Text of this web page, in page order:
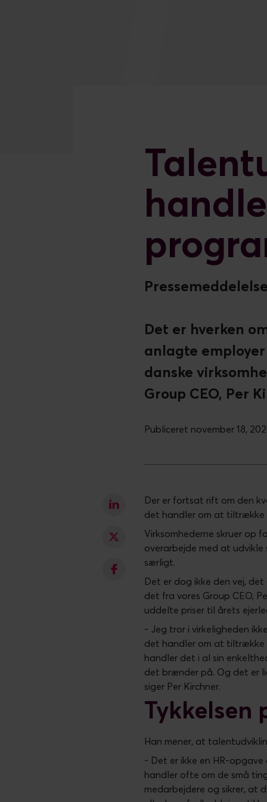
Det er hverken
anlagte
danske
Group CEO, Per
Publiceret november 18,
Der er fortsat rift om den
det handler om at tiltrække
Virksomhederne skruer op
overarbejde med at
særligt.
Det er dog ikke den vej,
det fra vores Group CEO,
uddelte priser til årets
- Jeg tror i virkeligheden
det handler om at tiltrække
handler det i al sin
det brænder på. Og det er
siger Per Kirchner.
Tykkelsen
Han mener, at
- Det er ikke en HR-
handler ofte om de små
medarbejdere og sikrer, at